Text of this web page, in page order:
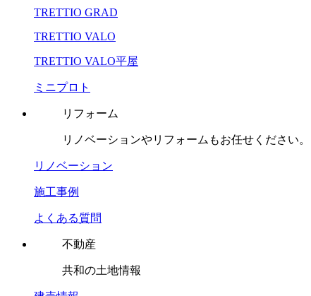
TRETTIO GRAD
TRETTIO VALO
TRETTIO VALO平屋
ミニプロト
リフォーム
リノベーションやリフォームもお任せください。
リノベーション
施工事例
よくある質問
不動産
共和の土地情報